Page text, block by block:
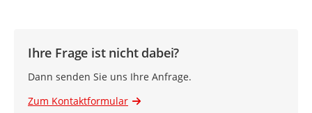
Ihre Frage ist nicht dabei?
Dann senden Sie uns Ihre Anfrage.
Zum Kontaktformular